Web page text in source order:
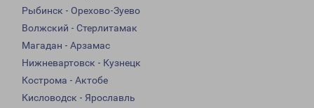
Рыбинск - Орехово-Зуево
Волжский - Стерлитамак
Магадан - Арзамас
Нижневартовск - Кузнецк
Кострома - Актобе
Кисловодск - Ярославль